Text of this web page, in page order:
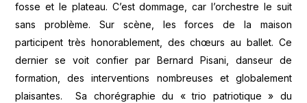
fosse et le plateau. C’est dommage, car l’orchestre le suit
sans problème. Sur scène, les forces de la maison
participent très honorablement, des chœurs au ballet. Ce
dernier se voit confier par Bernard Pisani, danseur de
formation, des interventions nombreuses et globalement
plaisantes. Sa chorégraphie du « trio patriotique » du